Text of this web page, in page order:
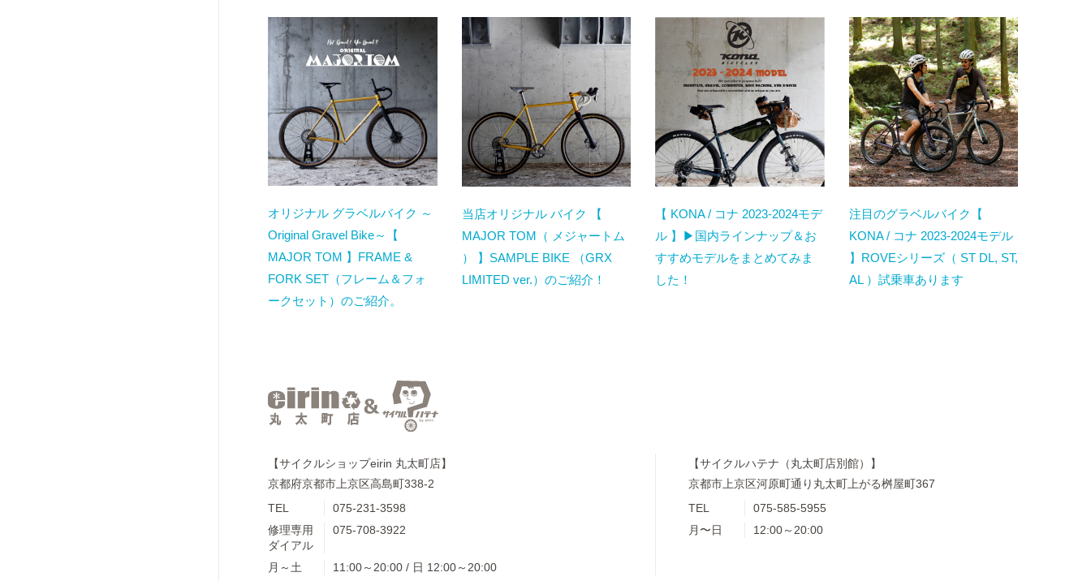
オリジナル グラベルバイク ～
Original Gravel Bike～【
MAJOR TOM 】FRAME &
FORK SET（フレーム＆フォ
ークセット）のご紹介。
当店オリジナル バイク 【
MAJOR TOM（ メジャートム
） 】SAMPLE BIKE （GRX
LIMITED ver.）のご紹介！
【 KONA / コナ 2023-2024モデ
ル 】▶国内ラインナップ＆お
すすめモデルをまとめてみま
した！
注目のグラベルバイク【
KONA / コナ 2023-2024モデル
】ROVEシリーズ（ ST DL, ST,
AL ）試乗車あります
【サイクルショップeirin 丸太町店】
京都府京都市上京区高島町338-2
TEL
075-231-3598
修理専用
ダイアル
075-708-3922
月～土 11:00～20:00 / 日 12:00～20:00
【サイクルハテナ（丸太町店別館）】
京都市上京区河原町通り丸太町上がる桝屋町367
TEL
075-585-5955
月〜日
12:00～20:00